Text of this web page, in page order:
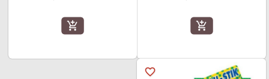
add_shopping_cart
add_shopping_cart
favorite_border